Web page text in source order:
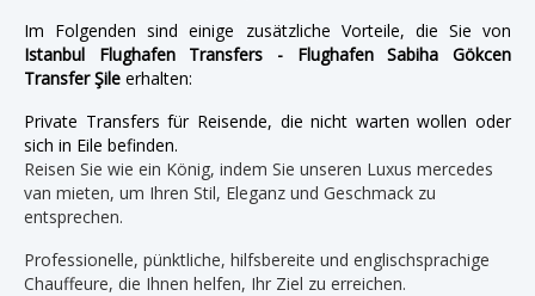
Im Folgenden sind einige zusätzliche Vorteile, die Sie von
Istanbul Flughafen Transfers - Flughafen Sabiha Gökcen
Transfer Şile erhalten:
Private Transfers für Reisende, die nicht warten wollen oder
sich in Eile befinden.
Reisen Sie wie ein König, indem Sie unseren Luxus mercedes
van mieten, um Ihren Stil, Eleganz und Geschmack zu
entsprechen.
Professionelle, pünktliche, hilfsbereite und englischsprachige
Chauffeure, die Ihnen helfen, Ihr Ziel zu erreichen.